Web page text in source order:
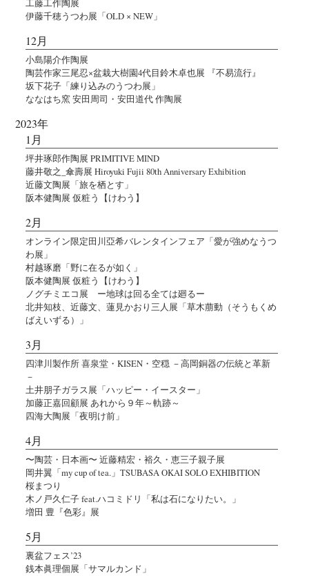
工藤工作陶展
伊藤千穂うつわ展「OLD × NEW」
12月
小島陽介作陶展
陶芸作家三尾忍×盆栽大樹園4代目鈴木卓也展 『不易流行』
坂下花子「練り込みのうつわ展」
ななはち窯 安田周司・安田道代 作陶展
2023年
1月
坪井琢郎作陶展 PRIMITIVE MIND
藤井敬之_傘壽展 Hiroyuki Fujii 80th Anniversary Exhibition
近藤文陶展「旅を栖とす」
阪本健陶展 仮粧う【けわう】
2月
オンライン限定田川亞希バレンタインフェア「愛が強めなうつ
わ展」
村越琢磨「野に在るが如く」
阪本健陶展 仮粧う【けわう】
ノグチミエコ展 ー地球は回る全ては廻るー
北井知枝、近藤文、蓮見かおり三人展「草木萠動（そうもくめ
ばえいずる）」
3月
四津川製作所 喜泉堂・KISEN・空穏 －高岡銅器の伝統と革新
－
土井朋子ガラス展「ハッピー・イースター」
加藤正嘉回顧展 あれから９年～軌跡～
四海大陶展「夜明け前」
4月
〜陶芸・日本画〜 近藤精宏・裕久・恵三子親子展
岡井翼「my cup of tea.」TSUBASA OKAI SOLO EXHIBITION
桜まつり
木ノ戸久仁子 feat.ハコミドリ「私は石になりたい。」
増田 豊『色彩』展
5月
裏盆フェス’23
銭本眞理個展「サマルカンド」